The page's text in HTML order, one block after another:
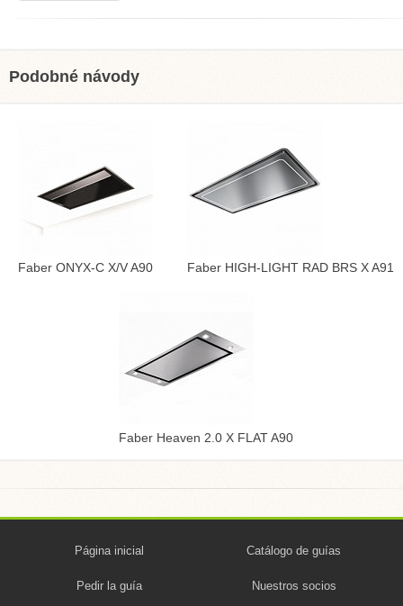
Podobné návody
Faber ONYX-C X/V A90 Faber HIGH-LIGHT RAD BRS X A91
Faber Heaven 2.0 X FLAT A90
Página inicial Catálogo de guías
Pedir la guía Nuestros socios